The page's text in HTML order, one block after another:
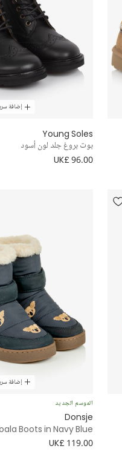
إضافة
Young Soles
بوت بروغ جلد لون أسود
UK£ 96.00
إضافة
الموسم الجديد
Donsje
Boots in Navy Blue
UK£ 119.00